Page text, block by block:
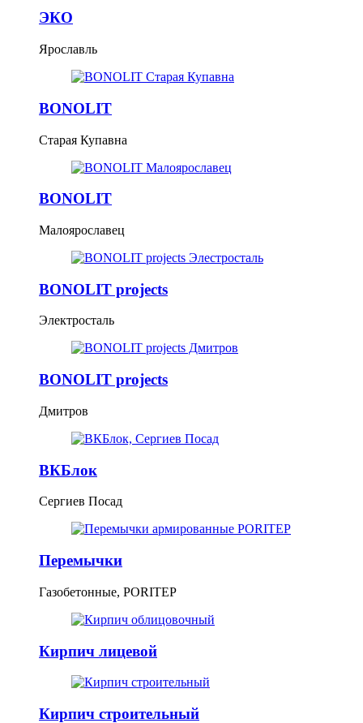
ЭКО
Ярославль
BONOLIT
Старая Купавна
BONOLIT
Малоярославец
BONOLIT projects
Электросталь
BONOLIT projects
Дмитров
ВКБлок
Сергиев Посад
Перемычки
Газобетонные, PORITEP
Кирпич лицевой
Кирпич строительный